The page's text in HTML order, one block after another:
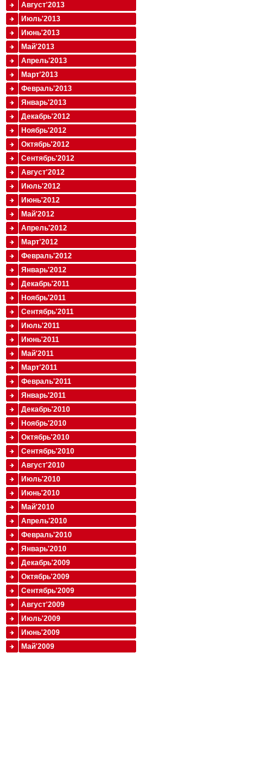
Август'2013
Июль'2013
Июнь'2013
Май'2013
Апрель'2013
Март'2013
Февраль'2013
Январь'2013
Декабрь'2012
Ноябрь'2012
Октябрь'2012
Сентябрь'2012
Август'2012
Июль'2012
Июнь'2012
Май'2012
Апрель'2012
Март'2012
Февраль'2012
Январь'2012
Декабрь'2011
Ноябрь'2011
Сентябрь'2011
Июль'2011
Июнь'2011
Май'2011
Март'2011
Февраль'2011
Январь'2011
Декабрь'2010
Ноябрь'2010
Октябрь'2010
Сентябрь'2010
Август'2010
Июль'2010
Июнь'2010
Май'2010
Апрель'2010
Февраль'2010
Январь'2010
Декабрь'2009
Октябрь'2009
Сентябрь'2009
Август'2009
Июль'2009
Июнь'2009
Май'2009